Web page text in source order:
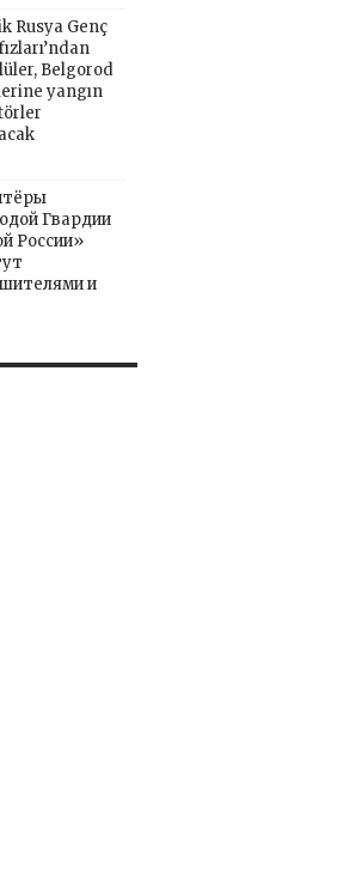
Rusya Genç
Belgorod
yangın
Гвардии
России»
и